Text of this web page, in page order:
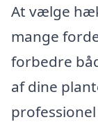
At vælge
mange
forbedre
af dine